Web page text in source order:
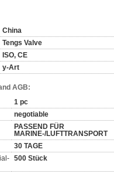
China
Tengs Valve
ISO, CE
y-Art
AGB:
1 pc
negotiable
PASSEND FÜR
MARINE-/LUFTTRANSPORT
30 TAGE
500 Stück